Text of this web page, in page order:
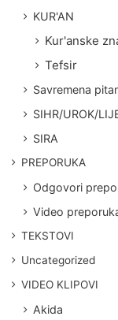
KUR'AN
Kur'anske
Tefsir
Savremena
SIHR/UROK/
SIRA
PREPORUKA
Odgovori
Video
TEKSTOVI
Uncategorized
VIDEO KLIPOVI
Akida